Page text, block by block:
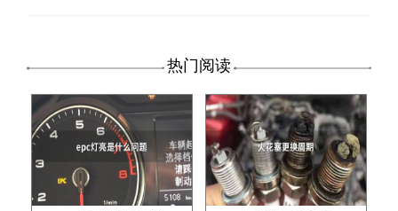
热门阅读